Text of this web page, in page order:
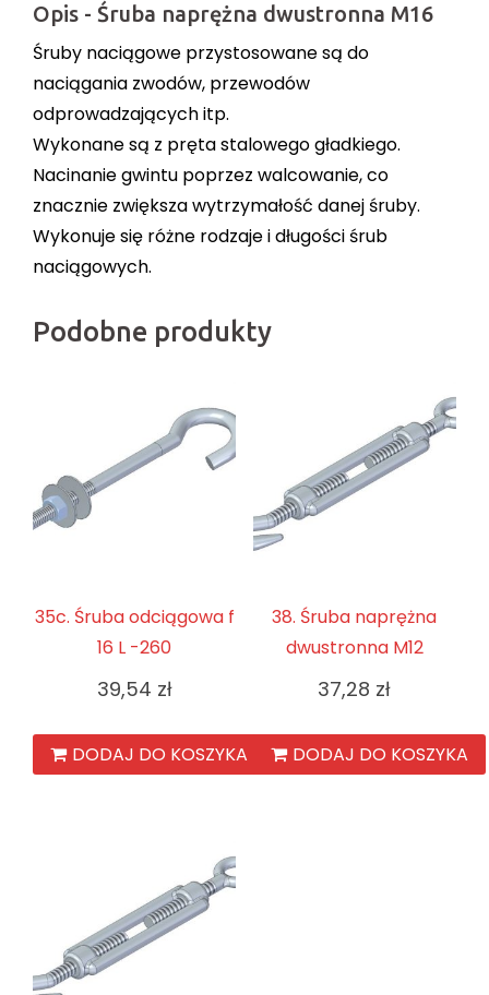
Opis - Śruba naprężna dwustronna M16
Śruby naciągowe przystosowane są do
naciągania zwodów, przewodów
odprowadzających itp.
Wykonane są z pręta stalowego gładkiego.
Nacinanie gwintu poprzez walcowanie, co
znacznie zwiększa wytrzymałość danej śruby.
Wykonuje się różne rodzaje i długości śrub
naciągowych.
Podobne produkty
35c. Śruba odciągowa f
16 L -260
39,54 zł
DODAJ DO KOSZYKA
38. Śruba naprężna
dwustronna M12
37,28 zł
DODAJ DO KOSZYKA